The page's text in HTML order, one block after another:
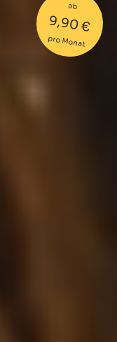
ab
9,90 €
pro Monat